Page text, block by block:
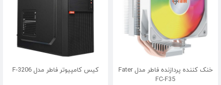
خنک کننده پردازنده فاطر مدل Fater
FC-F35
کیس کامپیوتر فاطر مدل F-3206